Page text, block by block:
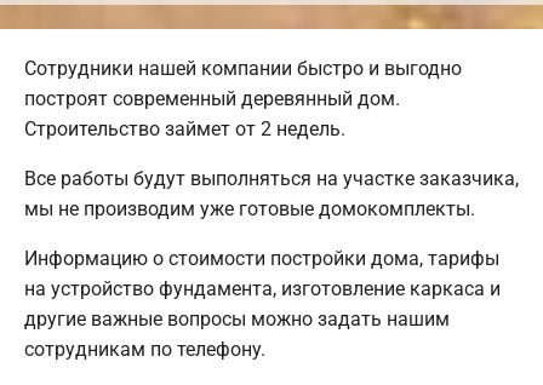
Сотрудники нашей компании быстро и выгодно
построят современный деревянный дом.
Строительство займет от 2 недель.
Все работы будут выполняться на участке заказчика,
мы не производим уже готовые домокомплекты.
Информацию о стоимости постройки дома, тарифы
на устройство фундамента, изготовление каркаса и
другие важные вопросы можно задать нашим
сотрудникам по телефону.